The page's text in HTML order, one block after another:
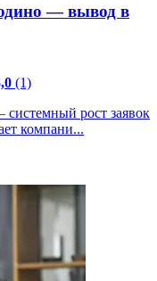
— вывод в
(1)
рост заявок
компани...